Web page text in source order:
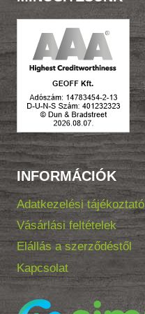
INFORMÁCIÓK
Adatkezelési tájékoztató
Vásárlási feltételek
Elállás a szerződéstől
Kapcsolat